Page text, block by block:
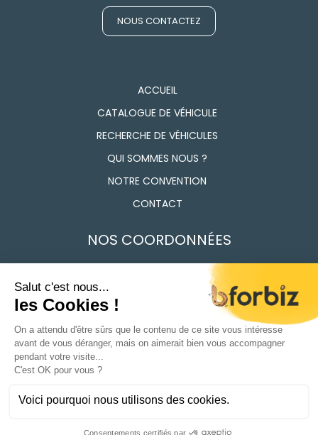
NOUS CONTACTEZ
ACCUEIL
CATALOGUE DE VÉHICULE
RECHERCHE DE VÉHICULES
QUI SOMMES NOUS ?
NOTRE CONVENTION
CONTACT
NOS COORDONNÉES
7 Route des Frères Lumière, 91160 Longjumeau
Du Lundi au vendredi 9h - 12h / 14h - 18h
CONDITIONS GÉNÉRALES DE VENTE
POLITIQUE DE CONFIDENTIALITÉ
01 69 74 17 50